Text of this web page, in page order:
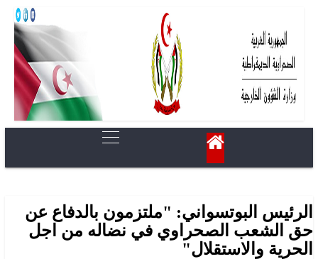
الرئيس البوتسواني: "ملتزمون بالدفاع عن
حق الشعب الصحراوي في نضاله من اجل
الحرية والاستقلال"